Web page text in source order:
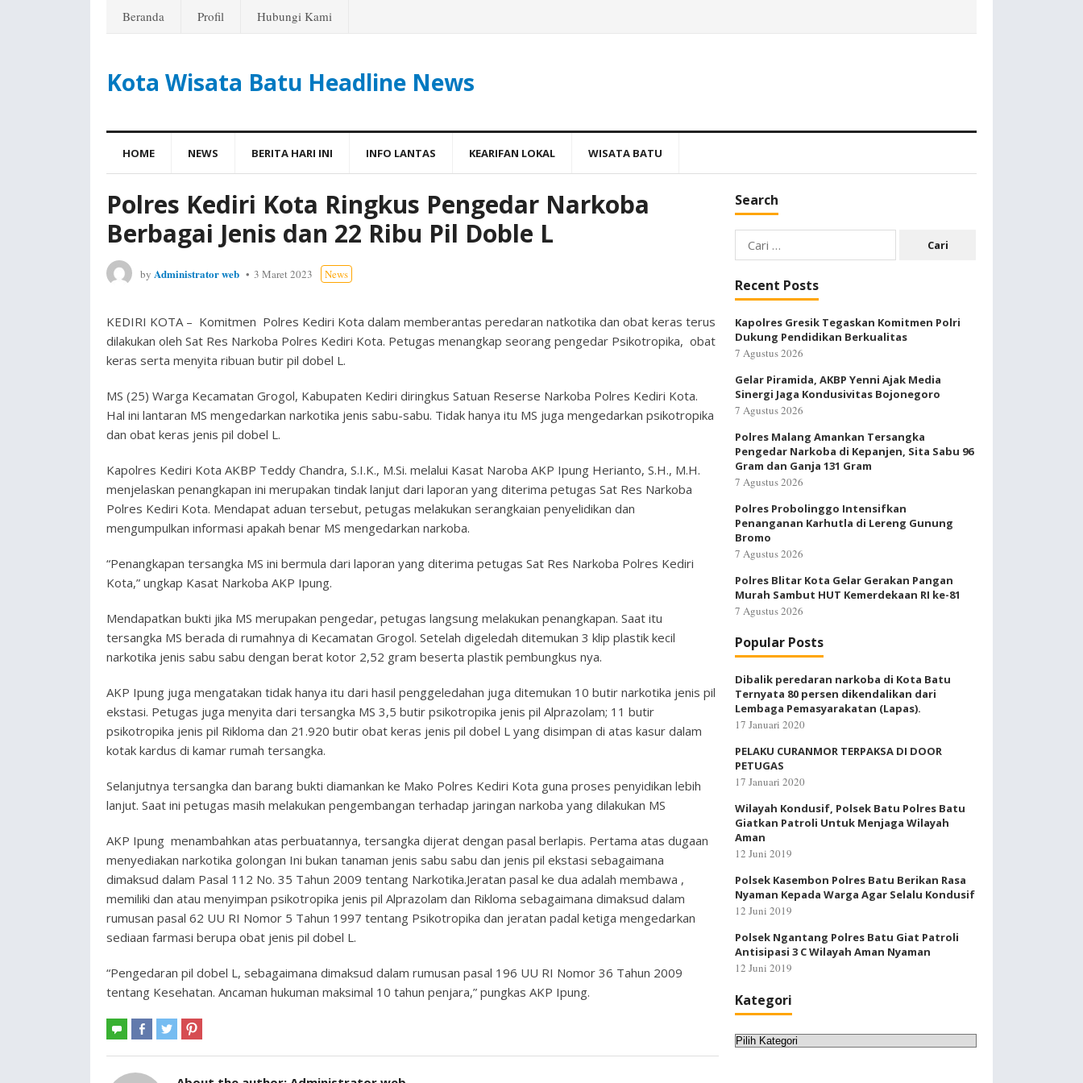
Beranda Profil Hubungi Kami
Kota Wisata Batu Headline News
HOME NEWS BERITA HARI INI INFO LANTAS KEARIFAN LOKAL WISATA BATU
Polres Kediri Kota Ringkus Pengedar Narkoba
Berbagai Jenis dan 22 Ribu Pil Doble L
by Administrator web 3 Maret 2023 News
KEDIRI KOTA – Komitmen Polres Kediri Kota dalam memberantas peredaran natkotika dan obat keras terus
dilakukan oleh Sat Res Narkoba Polres Kediri Kota. Petugas menangkap seorang pengedar Psikotropika, obat
keras serta menyita ribuan butir pil dobel L.
MS (25) Warga Kecamatan Grogol, Kabupaten Kediri diringkus Satuan Reserse Narkoba Polres Kediri Kota.
Hal ini lantaran MS mengedarkan narkotika jenis sabu-sabu. Tidak hanya itu MS juga mengedarkan psikotropika
dan obat keras jenis pil dobel L.
Kapolres Kediri Kota AKBP Teddy Chandra, S.I.K., M.Si. melalui Kasat Naroba AKP Ipung Herianto, S.H., M.H.
menjelaskan penangkapan ini merupakan tindak lanjut dari laporan yang diterima petugas Sat Res Narkoba
Polres Kediri Kota. Mendapat aduan tersebut, petugas melakukan serangkaian penyelidikan dan
mengumpulkan informasi apakah benar MS mengedarkan narkoba.
“Penangkapan tersangka MS ini bermula dari laporan yang diterima petugas Sat Res Narkoba Polres Kediri
Kota,” ungkap Kasat Narkoba AKP Ipung.
Mendapatkan bukti jika MS merupakan pengedar, petugas langsung melakukan penangkapan. Saat itu
tersangka MS berada di rumahnya di Kecamatan Grogol. Setelah digeledah ditemukan 3 klip plastik kecil
narkotika jenis sabu sabu dengan berat kotor 2,52 gram beserta plastik pembungkus nya.
AKP Ipung juga mengatakan tidak hanya itu dari hasil penggeledahan juga ditemukan 10 butir narkotika jenis pil
ekstasi. Petugas juga menyita dari tersangka MS 3,5 butir psikotropika jenis pil Alprazolam; 11 butir
psikotropika jenis pil Rikloma dan 21.920 butir obat keras jenis pil dobel L yang disimpan di atas kasur dalam
kotak kardus di kamar rumah tersangka.
Selanjutnya tersangka dan barang bukti diamankan ke Mako Polres Kediri Kota guna proses penyidikan lebih
lanjut. Saat ini petugas masih melakukan pengembangan terhadap jaringan narkoba yang dilakukan MS
AKP Ipung menambahkan atas perbuatannya, tersangka dijerat dengan pasal berlapis. Pertama atas dugaan
menyediakan narkotika golongan Ini bukan tanaman jenis sabu sabu dan jenis pil ekstasi sebagaimana
dimaksud dalam Pasal 112 No. 35 Tahun 2009 tentang Narkotika.Jeratan pasal ke dua adalah membawa ,
memiliki dan atau menyimpan psikotropika jenis pil Alprazolam dan Rikloma sebagaimana dimaksud dalam
rumusan pasal 62 UU RI Nomor 5 Tahun 1997 tentang Psikotropika dan jeratan padal ketiga mengedarkan
sediaan farmasi berupa obat jenis pil dobel L.
“Pengedaran pil dobel L, sebagaimana dimaksud dalam rumusan pasal 196 UU RI Nomor 36 Tahun 2009
tentang Kesehatan. Ancaman hukuman maksimal 10 tahun penjara,” pungkas AKP Ipung.
Search
Cari
untuk:
Recent Posts
Kapolres Gresik Tegaskan Komitmen Polri
Dukung Pendidikan Berkualitas
7 Agustus 2026
Gelar Piramida, AKBP Yenni Ajak Media
Sinergi Jaga Kondusivitas Bojonegoro
7 Agustus 2026
Polres Malang Amankan Tersangka
Pengedar Narkoba di Kepanjen, Sita Sabu 96
Gram dan Ganja 131 Gram
7 Agustus 2026
Polres Probolinggo Intensifkan
Penanganan Karhutla di Lereng Gunung
Bromo
7 Agustus 2026
Polres Blitar Kota Gelar Gerakan Pangan
Murah Sambut HUT Kemerdekaan RI ke-81
7 Agustus 2026
Popular Posts
Dibalik peredaran narkoba di Kota Batu
Ternyata 80 persen dikendalikan dari
Lembaga Pemasyarakatan (Lapas).
17 Januari 2020
PELAKU CURANMOR TERPAKSA DI DOOR
PETUGAS
17 Januari 2020
Wilayah Kondusif, Polsek Batu Polres Batu
Giatkan Patroli Untuk Menjaga Wilayah
Aman
12 Juni 2019
Polsek Kasembon Polres Batu Berikan Rasa
Nyaman Kepada Warga Agar Selalu Kondusif
12 Juni 2019
Polsek Ngantang Polres Batu Giat Patroli
Antisipasi 3 C Wilayah Aman Nyaman
12 Juni 2019
Kategori
Kategori